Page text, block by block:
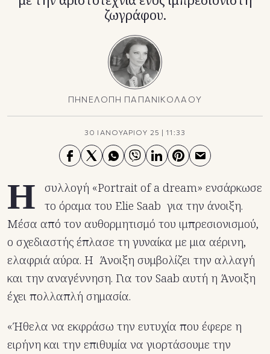
ζωγράφου.
ΠΗΝΕΛΟΠΗ ΠΑΠΑΝΙΚΟΛΑΟΥ
30 ΙΑΝΟΥΑΡΙΟΥ 25 |11:33
Η
συλλογή «Portrait of a dream» ενσάρκωσε
το όραμα του Elie Saab για την άνοιξη.
Μέσα από τον αυθορμητισμό του ιμπρεσιονισμού,
ο σχεδιαστής έπλασε τη γυναίκα με μια αέρινη,
ελαφριά αύρα. Η Άνοιξη συμβολίζει την αλλαγή
και την αναγέννηση. Για τον Saab αυτή η Άνοιξη
έχει πολλαπλή σημασία.
«Ήθελα να εκφράσω την ευτυχία που έφερε η
ειρήνη και την επιθυμία να γιορτάσουμε την